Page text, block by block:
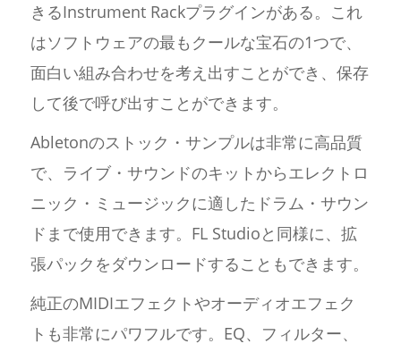
きるInstrument Rackプラグインがある。これ
はソフトウェアの最もクールな宝石の1つで、
面白い組み合わせを考え出すことができ、保存
して後で呼び出すことができます。
Abletonのストック・サンプルは非常に高品質
で、ライブ・サウンドのキットからエレクトロ
ニック・ミュージックに適したドラム・サウン
ドまで使用できます。FL Studioと同様に、拡
張パックをダウンロードすることもできます。
純正のMIDIエフェクトやオーディオエフェク
トも非常にパワフルです。EQ、フィルター、